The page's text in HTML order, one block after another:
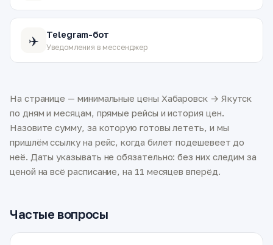
✈️ Telegram-бот
Уведомления в мессенджер
На странице — минимальные цены Хабаровск → Якутск
по дням и месяцам, прямые рейсы и история цен.
Назовите сумму, за которую готовы лететь, и мы
пришлём ссылку на рейс, когда билет подешевеет до
неё. Даты указывать не обязательно: без них следим за
ценой на всё расписание, на 11 месяцев вперёд.
Частые вопросы